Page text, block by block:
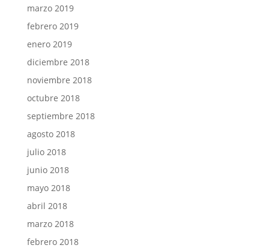
marzo 2019
febrero 2019
enero 2019
diciembre 2018
noviembre 2018
octubre 2018
septiembre 2018
agosto 2018
julio 2018
junio 2018
mayo 2018
abril 2018
marzo 2018
febrero 2018